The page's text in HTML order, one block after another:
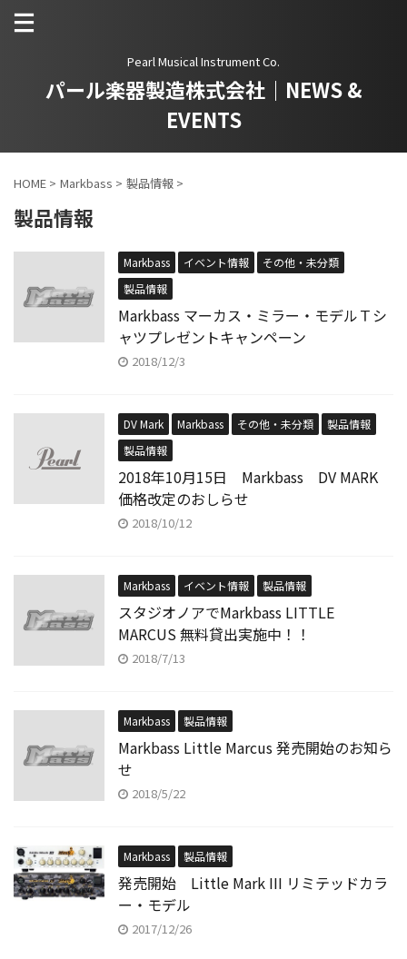
Pearl Musical Instrument Co.
パール楽器製造株式会社｜NEWS &
EVENTS
HOME > Markbass > 製品情報 >
製品情報
Markbass イベント情報
その他・未分類
製品情報
Markbass マーカス・ミラー・モデルＴシ
ャツプレゼントキャンペーン
2018/12/3
DV Mark Markbass その他・未分類
製品情報
製品情報
2018年10月15日 Markbass DV MARK
価格改定のおしらせ
2018/10/12
Markbass イベント情報 製品情報
スタジオノアでMarkbass LITTLE
MARCUS 無料貸出実施中！！
2018/7/13
Markbass 製品情報
Markbass Little Marcus 発売開始のお知ら
せ
2018/5/22
Markbass 製品情報
発売開始 Little Mark III リミテッドカラ
ー・モデル
2017/12/26